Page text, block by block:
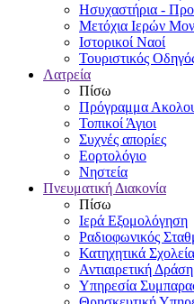
Ησυχαστήρια -
Μετόχια Ιερών
Ιστορικοί Ναοί
Τουριστικός
Λατρεία
Πίσω
Πρόγραμμα
Τοπικοί Άγιοι
Συχνές απορίες
Εορτολόγιο
Νηστεία
Πνευματική Διακονία
Πίσω
Ιερά Εξομολόγηση
Ραδιοφωνικός
Κατηχητικά Σχολεία
Αντιαιρετική Δράση
Υπηρεσία